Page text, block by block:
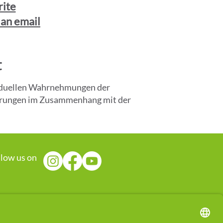
email
Wahrnehmungen der
im Zusammenhang mit der
us on